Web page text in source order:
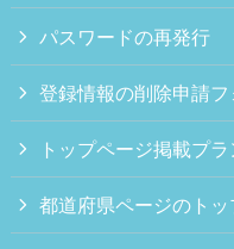
パスワードの再発行
登録情報の削除申請フ
トップページ掲載プラ
都道府県ページのト